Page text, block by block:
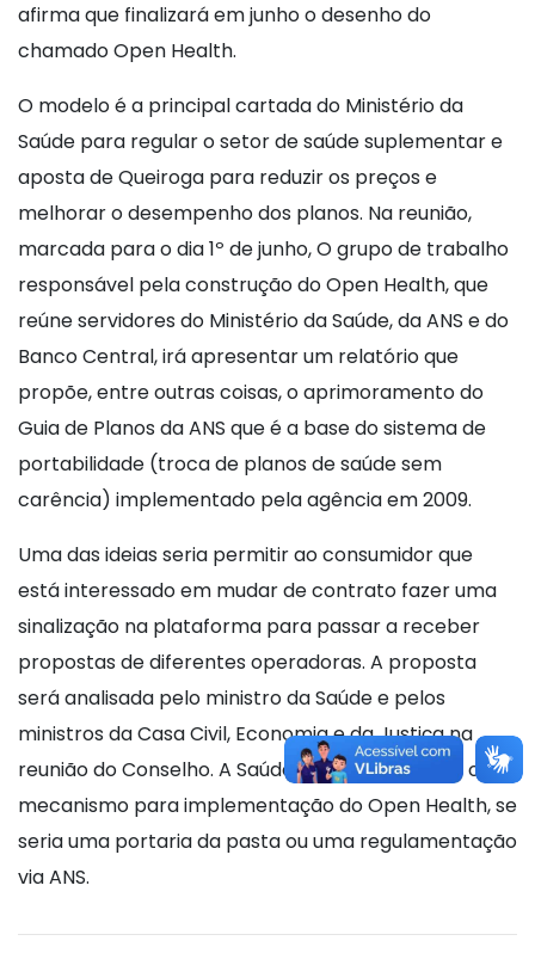
afirma que finalizará em junho o desenho do
chamado Open Health.
O modelo é a principal cartada do Ministério da
Saúde para regular o setor de saúde suplementar e
aposta de Queiroga para reduzir os preços e
melhorar o desempenho dos planos. Na reunião,
marcada para o dia 1º de junho, O grupo de trabalho
responsável pela construção do Open Health, que
reúne servidores do Ministério da Saúde, da ANS e do
Banco Central, irá apresentar um relatório que
propõe, entre outras coisas, o aprimoramento do
Guia de Planos da ANS que é a base do sistema de
portabilidade (troca de planos de saúde sem
carência) implementado pela agência em 2009.
Uma das ideias seria permitir ao consumidor que
está interessado em mudar de contrato fazer uma
sinalização na plataforma para passar a receber
propostas de diferentes operadoras. A proposta
será analisada pelo ministro da Saúde e pelos
ministros da Casa Civil, Economia e da Justiça na
reunião do Conselho. A Saúde ainda estuda qual o
mecanismo para implementação do Open Health, se
seria uma portaria da pasta ou uma regulamentação
via ANS.